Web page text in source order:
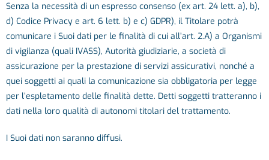
Senza la necessità di un espresso consenso (ex art. 24 lett. a), b),
d) Codice Privacy e art. 6 lett. b) e c) GDPR), il Titolare potrà
comunicare i Suoi dati per le finalità di cui all’art. 2.A) a Organismi
di vigilanza (quali IVASS), Autorità giudiziarie, a società di
assicurazione per la prestazione di servizi assicurativi, nonché a
quei soggetti ai quali la comunicazione sia obbligatoria per legge
per l’espletamento delle finalità dette. Detti soggetti tratteranno i
dati nella loro qualità di autonomi titolari del trattamento.
I Suoi dati non saranno diffusi.